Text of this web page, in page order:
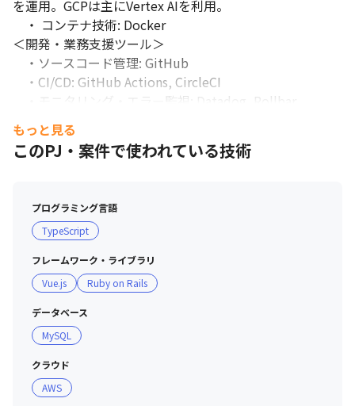
を運用。GCPは主にVertex AIを利用。
・ コンテナ技術: Docker
＜開発・業務支援ツール＞
・ソースコード管理: GitHub
・CI/CD: GitHub Actions, CircleCI
・モニタリング・エラー監視: Datadog, Rollbar
・AIコーディング支援: GitHub Copilot, Gemini (全社
で法人契約)
・タスク管理: Jira
＜エディタ＞
・VSCode, RubyMine, Cursor など、使い慣れたエディ
タを申請により柔軟に選択可。
もっと見る
このPJ・案件で使われている技術
プログラミング言語
TypeScript
フレームワーク・ライブラリ
Vue.js
Ruby on Rails
データベース
MySQL
クラウド
AWS